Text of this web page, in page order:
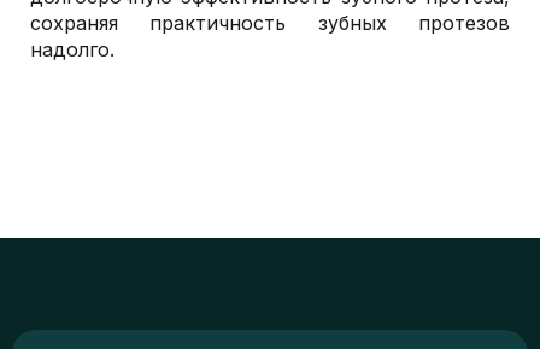
сохраняя практичность зубных протезов
надолго.